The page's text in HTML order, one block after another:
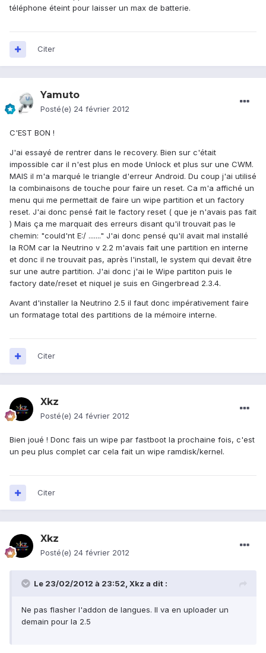
téléphone éteint pour laisser un max de batterie.
Citer
Yamuto
Posté(e) 24 février 2012
C'EST BON !
J'ai essayé de rentrer dans le recovery. Bien sur c'était
impossible car il n'est plus en mode Unlock et plus sur une CWM.
MAIS il m'a marqué le triangle d'erreur Android. Du coup j'ai utilisé
la combinaisons de touche pour faire un reset. Ca m'a affiché un
menu qui me permettait de faire un wipe partition et un factory
reset. J'ai donc pensé fait le factory reset ( que je n'avais pas fait
) Mais ça me marquait des erreurs disant qu'il trouvait pas le
chemin: "could'nt E:/ ......." J'ai donc pensé qu'il avait mal installé
la ROM car la Neutrino v 2.2 m'avais fait une partition en interne
et donc il ne trouvait pas, après l'install, le system qui devait être
sur une autre partition. J'ai donc j'ai le Wipe partiton puis le
factory date/reset et niquel je suis en Gingerbread 2.3.4.
Avant d'installer la Neutrino 2.5 il faut donc impérativement faire
un formatage total des partitions de la mémoire interne.
Citer
Xkz
Posté(e) 24 février 2012
Bien joué ! Donc fais un wipe par fastboot la prochaine fois, c'est
un peu plus complet car cela fait un wipe ramdisk/kernel.
Citer
Xkz
Posté(e) 24 février 2012
Le 23/02/2012 à 23:52, Xkz a dit :
Ne pas flasher l'addon de langues. Il va en uploader un
demain pour la 2.5